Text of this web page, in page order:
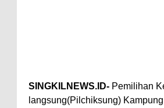
SINGKILNEWS.ID- Pemilihan
langsung(Pilchiksung)